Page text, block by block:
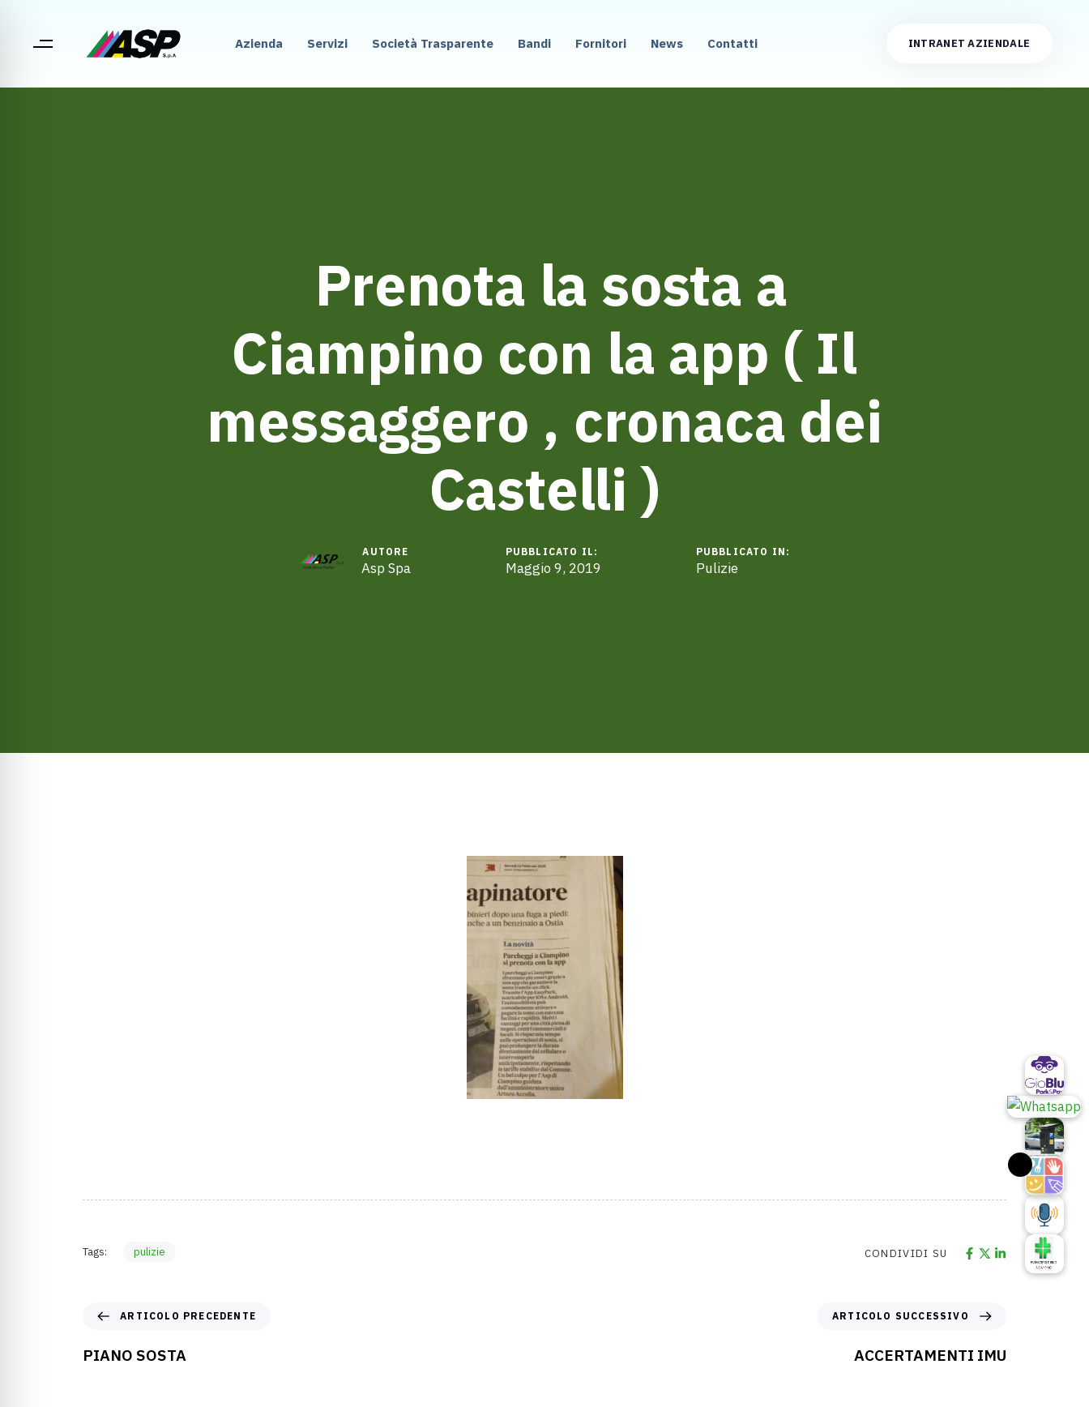
Azienda Servizi Società Trasparente Bandi Fornitori News Contatti INTRANET AZIENDALE
Prenota la sosta a
Ciampino con la app ( Il
messaggero , cronaca dei
Castelli )
AUTORE
Asp Spa
PUBBLICATO IL:
Maggio 9, 2019
PUBBLICATO IN:
Pulizie
Tags: pulizie CONDIVIDI SU
ARTICOLO PRECEDENTE
PIANO SOSTA
ARTICOLO SUCCESSIVO
ACCERTAMENTI IMU